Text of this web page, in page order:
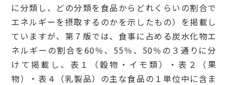
に分類し、どの分類を食品からどれくらいの割合で
エネルギーを摂取するのかを示したもの）を掲載し
ていますが、第７版では、食事に占める炭水化物エ
ネルギーの割合を60％、55％、50％の３通りに分
けて掲載し、表１（穀物・イモ類）・表２（果
物）・表４（乳製品）の主な食品の１単位中に含ま